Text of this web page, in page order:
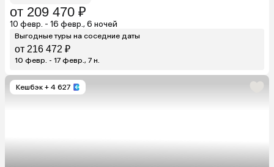
от 209 470 ₽
10 февр. - 16 февр., 6 ночей
Выгодные туры на соседние даты
от 216 472 ₽
10 февр. - 17 февр., 7 н.
Кешбэк + 4 627